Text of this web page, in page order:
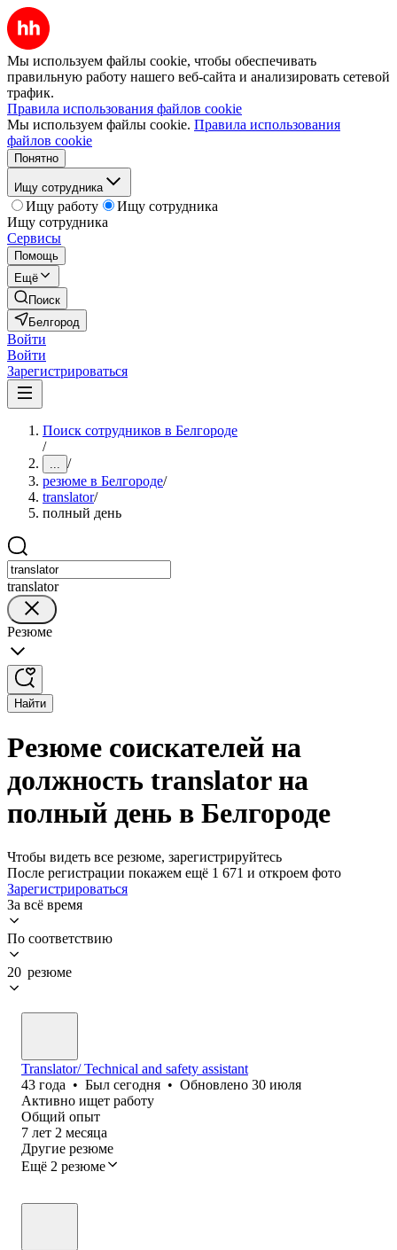
Мы используем файлы cookie, чтобы обеспечивать
правильную работу нашего веб-сайта и анализировать сетевой
трафик.
Правила использования файлов cookie
Мы используем файлы cookie. Правила использования
файлов cookie
Понятно
Ищу сотрудника
Ищу работу
Ищу сотрудника
Ищу сотрудника
Сервисы
Помощь
Ещё
Поиск
Белгород
Войти
Войти
Зарегистрироваться
Поиск сотрудников в Белгороде
/
... /
резюме в Белгороде/
translator/
полный день
translator
Резюме
Найти
Резюме соискателей на
должность translator на
полный день в Белгороде
Чтобы видеть все резюме, зарегистрируйтесь
После регистрации покажем ещё 1 671 и откроем фото
Зарегистрироваться
За всё время
По соответствию
20 резюме
Translator/ Technical and safety assistant
43 года • Был сегодня • Обновлено 30 июля
Активно ищет работу
Общий опыт
7 лет 2 месяца
Другие резюме
Ещё 2 резюме